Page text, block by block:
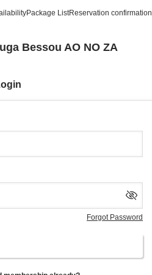
Package ListReservation confirmation
Bessou AO NO ZA
Forgot Password